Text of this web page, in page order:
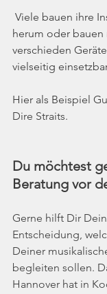
herum oder
verschieden
vielseitig
Hier als Beispiel G
Dire Straits.
Du möchtest
Beratung vor
Gerne hilft Dir
Entscheidung,
Deiner
begleiten sollen.
Hannover hat in